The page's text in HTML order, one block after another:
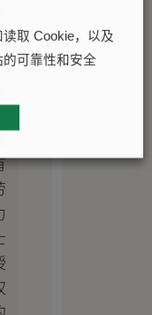
。
取 Cookie，以及
可靠性和安全